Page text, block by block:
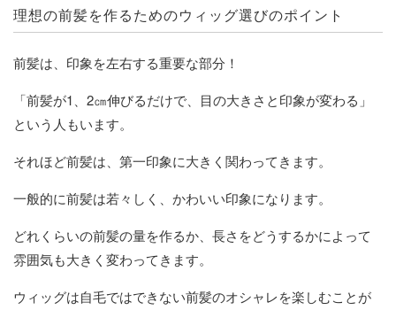
理想の前髪を作るためのウィッグ選びのポイント
前髪は、印象を左右する重要な部分！
「前髪が1、2㎝伸びるだけで、目の大きさと印象が変わる」
という人もいます。
それほど前髪は、第一印象に大きく関わってきます。
一般的に前髪は若々しく、かわいい印象になります。
どれくらいの前髪の量を作るか、長さをどうするかによって
雰囲気も大きく変わってきます。
ウィッグは自毛ではできない前髪のオシャレを楽しむことが